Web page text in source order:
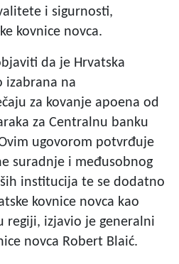
i sigurnosti,
kovnice novca.
da je Hrvatska
izabrana na
za kovanje apoena od
za Centralnu banku
ugovorom potvrđuje
suradnje i međusobnog
institucija te se dodatno
kovnice novca kao
regiji, izjavio je generalni
novca Robert Blaić.